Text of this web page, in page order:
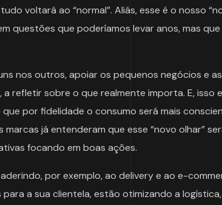
voltará ao “normal”. Aliás, esse é o nosso
questões que poderíamos levar anos, mas
nos outros, apoiar os pequenos negócios e
refletir sobre o que realmente importa. E, isso
por fidelidade o consumo será mais
já entenderam que esse “novo olhar”
focando em boas ações.
por exemplo, ao delivery e ao e-
a sua clientela, estão otimizando a